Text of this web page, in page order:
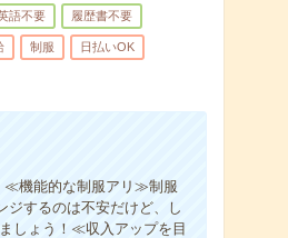
語不要 履歴書不要
制服 日払いOK
≪機能的な制服アリ≫制服
するのは不安だけど、し
しょう！≪収入アップを目